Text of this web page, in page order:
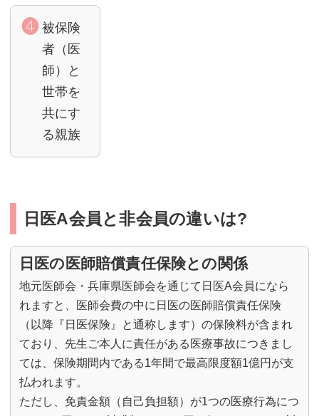
被保険
者（医
師）と
世帯を
共にす
る親族
日医A会員と非会員の違いは?
日医の医師賠償責任保険との関係
地元医師会・兵庫県医師会を通じて日医A会員になら
れますと、医師会費の中に日医の医師賠償責任保険
（以降『日医保険』と通称します）の保険料が含まれ
ており、先生ご本人に責任がある医療事故につきまし
ては、保険期間内である1年間で最高限度額1億円が支
払われます。
ただし、免責金額（自己負担額）が1つの医療行為につ